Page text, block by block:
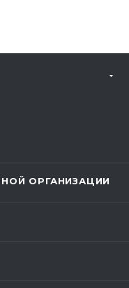
ОРГАНИЗАЦИИ